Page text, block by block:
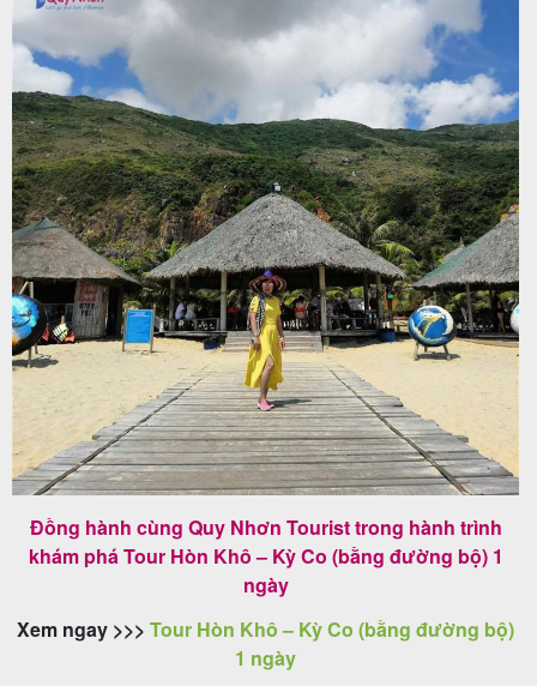
Đồng hành cùng Quy Nhơn Tourist trong hành trình
khám phá Tour Hòn Khô – Kỳ Co (bằng đường bộ) 1
ngày
Xem ngay >>> Tour Hòn Khô – Kỳ Co (bằng đường bộ)
1 ngày